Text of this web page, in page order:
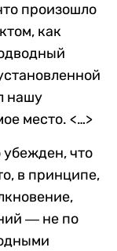
произошло
как
нашу
место. <…>
убежден, что
в принципе,
― не по